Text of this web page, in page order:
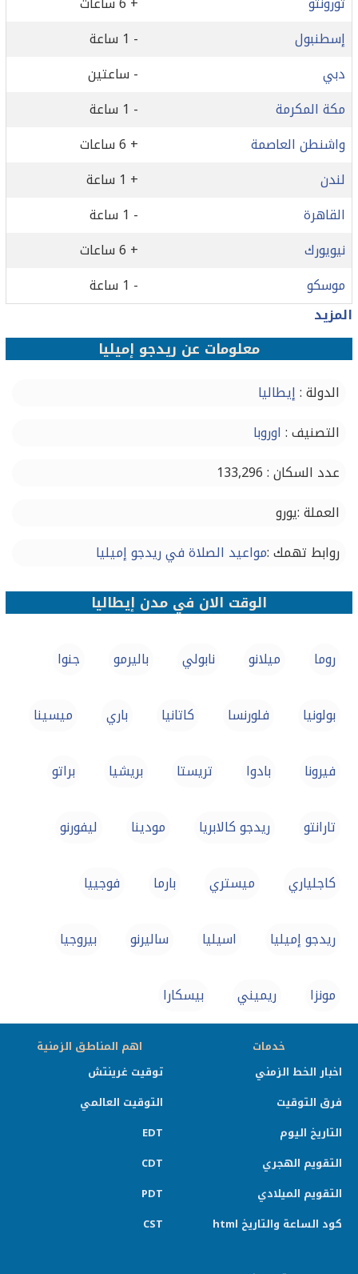
إسطنبول
- 1 ساعة
دبي
- ساعتين
مكة المكرمة
- 1 ساعة
واشنطن العاصمة
+ 6 ساعات
لندن
+ 1 ساعة
القاهرة
- 1 ساعة
نيويورك
+ 6 ساعات
موسكو
- 1 ساعة
المزيد
معلومات عن ريدجو إميليا
الدولة :إيطاليا
التصنيف : اوروبا
عدد السكان : 133,296
العملة :يورو
روابط تهمك :مواعيد الصلاة في ريدجو إميليا
الوقت الان في مدن إيطاليا
روما ميلانو نابولي باليرمو جنوا
بولونيا فلورنسا كاتانيا باري ميسينا
فيرونا بادوا تريستا بريشيا براتو
تارانتو ريدجو كالابريا مودينا ليفورنو
كاجلياري ميستري بارما فوجييا
ريدجو إميليا اسیلیا ساليرنو بيروجيا
مونزا ريميني بيسكارا
خدمات
اخبار الخط الزمني
فرق التوقيت
التاريخ اليوم
التقويم الهجري
التقويم الميلادي
كود الساعة والتاريخ html
اهم المناطق الزمنية
توقيت غرينتش
التوقيت العالمي
EDT
CDT
PDT
CST